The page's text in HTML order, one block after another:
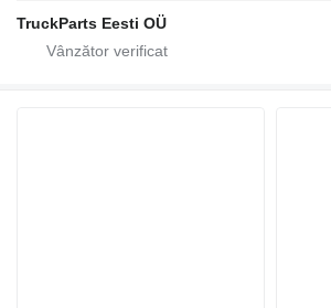
TruckParts Eesti OÜ